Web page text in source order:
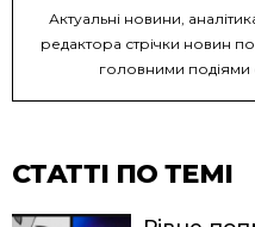
Актуальні новини,
редактора стрічки новин
головними подіями
СТАТТІ ПО ТЕМІ